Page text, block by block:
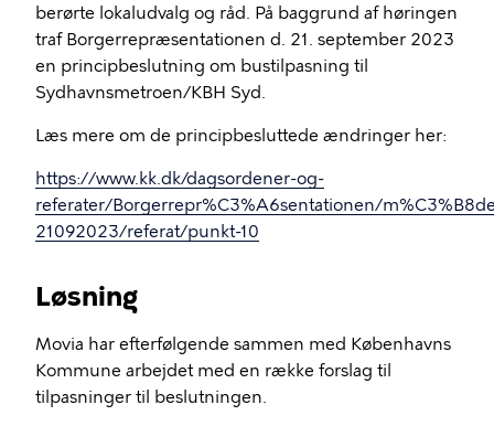
berørte lokaludvalg og råd. På baggrund af høringen
traf Borgerrepræsentationen d. 21. september 2023
en principbeslutning om bustilpasning til
Sydhavnsmetroen/KBH Syd.
Læs mere om de principbesluttede ændringer her:
https://www.kk.dk/dagsordener-og-
referater/Borgerrepr%C3%A6sentationen/
21092023/referat/punkt-10
Løsning
Movia har efterfølgende sammen med Københavns
Kommune arbejdet med en række forslag til
tilpasninger til beslutningen.